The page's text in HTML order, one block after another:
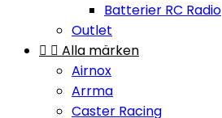
Batterier RC Radio
Outlet
  Alla märken
Airnox
Arrma
Caster Racing